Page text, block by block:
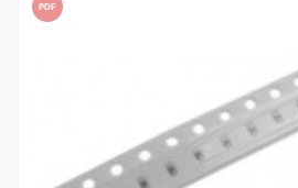
PDF